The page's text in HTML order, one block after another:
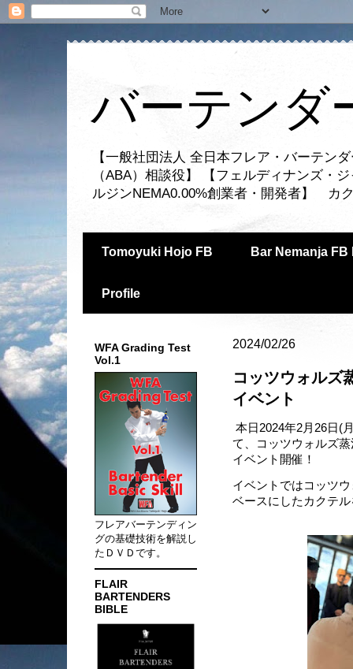
バーテンダ
【一般社団法人 全日本フレア・バーテン
（ABA）相談役】 【フェルディナンズ・
ルジンNEMA0.00%創業者・開発者】 カ
Tomoyuki Hojo FB Bar Nemanja FB
Profile
2024/02/26
コッツウォルズ
イベント
本日2024年2月26日(
て、コッツウォルズ
イベント開催！
イベントではコッツ
ベースにしたカクテ
WFA Grading Test
Vol.1
フレアバーテンディン
グの基礎技術を解説し
たＤＶＤです。
FLAIR
BARTENDERS
BIBLE